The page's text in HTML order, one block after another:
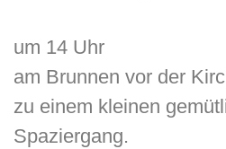
um 14 Uhr
am Brunnen vor der
zu einem kleinen
Spaziergang.